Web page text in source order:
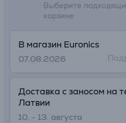
Выберите
корзине
В магазин Euronics
07.08.2026
Доставка с заносом на
Латвии
10. - 13. августа